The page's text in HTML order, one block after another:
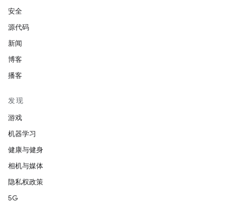
安全
源代码
新闻
博客
播客
发现
游戏
机器学习
健康与健身
相机与媒体
隐私权政策
5G